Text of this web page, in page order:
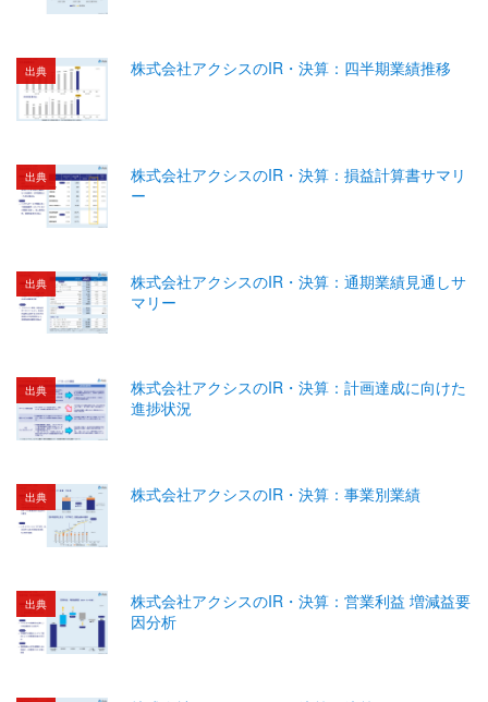
出典 株式会社アクシスのIR・決算：四半期業績推移
出典
株式会社アクシスのIR・決算：損益計算書サマリ
ー
出典
株式会社アクシスのIR・決算：通期業績見通しサ
マリー
出典
株式会社アクシスのIR・決算：計画達成に向けた
進捗状況
出典 株式会社アクシスのIR・決算：事業別業績
出典
株式会社アクシスのIR・決算：営業利益 増減益要
因分析